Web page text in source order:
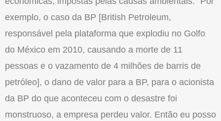
exemplo, o caso da BP [British Petroleum,
responsável pela plataforma que explodiu no Golfo
do México em 2010, causando a morte de 11
pessoas e o vazamento de 4 milhões de barris de
petróleo], o dano de valor para a BP, para o acionista
da BP do que aconteceu com o desastre foi
monstruoso, a empresa perdeu valor. Então eu posso